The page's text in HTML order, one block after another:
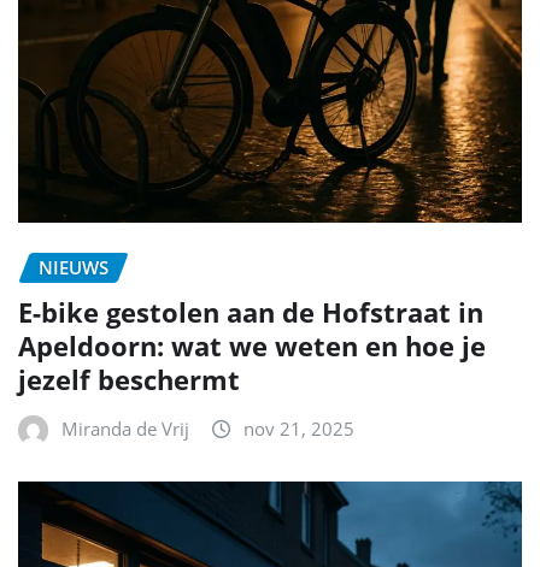
NIEUWS
E-bike gestolen aan de Hofstraat in
Apeldoorn: wat we weten en hoe je
jezelf beschermt
Miranda de Vrij nov 21, 2025